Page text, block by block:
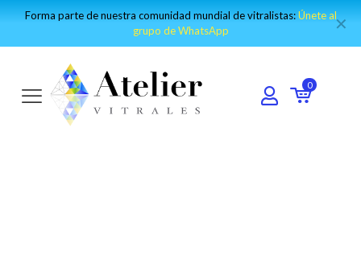
Visita nuestro canal de Youtube y encuentro los mejores tutoriales:
IR AL CANAL
✕
0